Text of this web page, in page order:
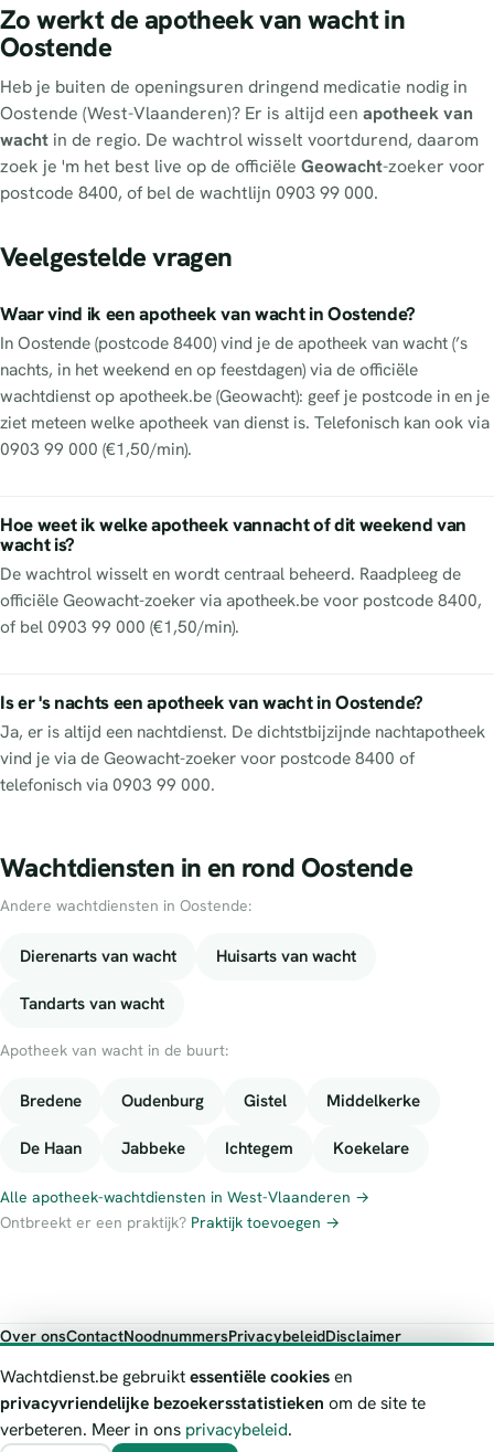
Zo werkt de apotheek van wacht in
Oostende
Heb je buiten de openingsuren dringend medicatie nodig in
Oostende (West-Vlaanderen)? Er is altijd een apotheek van
wacht in de regio. De wachtrol wisselt voortdurend, daarom
zoek je 'm het best live op de officiële Geowacht-zoeker voor
postcode 8400, of bel de wachtlijn 0903 99 000.
Veelgestelde vragen
Waar vind ik een apotheek van wacht in Oostende?
In Oostende (postcode 8400) vind je de apotheek van wacht (’s
nachts, in het weekend en op feestdagen) via de officiële
wachtdienst op apotheek.be (Geowacht): geef je postcode in en je
ziet meteen welke apotheek van dienst is. Telefonisch kan ook via
0903 99 000 (€1,50/min).
Hoe weet ik welke apotheek vannacht of dit weekend van
wacht is?
De wachtrol wisselt en wordt centraal beheerd. Raadpleeg de
officiële Geowacht-zoeker via apotheek.be voor postcode 8400,
of bel 0903 99 000 (€1,50/min).
Is er 's nachts een apotheek van wacht in Oostende?
Ja, er is altijd een nachtdienst. De dichtstbijzijnde nachtapotheek
vind je via de Geowacht-zoeker voor postcode 8400 of
telefonisch via 0903 99 000.
Wachtdiensten in en rond Oostende
Andere wachtdiensten in Oostende:
Dierenarts van wacht Huisarts van wacht
Tandarts van wacht
Apotheek van wacht in de buurt:
Bredene Oudenburg Gistel Middelkerke
De Haan Jabbeke Ichtegem Koekelare
Alle apotheek-wachtdiensten in West-Vlaanderen →
Ontbreekt er een praktijk? Praktijk toevoegen →
Over onsContactNoodnummersPrivacybeleidDisclaimer
Wachtdienst.be toont publieke wachtdienst-informatie ter oriëntatie.
Bij levensgevaar bel je altijd 112. Controleer altijd de actuele
wachtregeling bij de vermelde officiële bron.
Wachtdienst.be gebruiktessentiële cookiesen
privacyvriendelijke bezoekersstatistieken om de site te
verbeteren. Meer in ons privacybeleid.